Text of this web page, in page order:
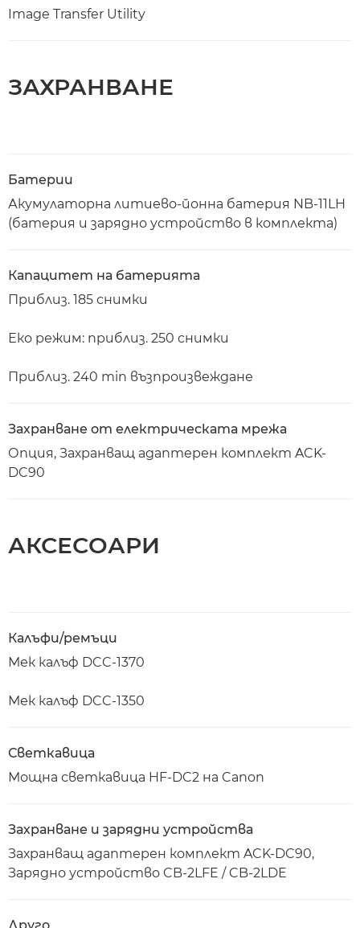
Image Transfer Utility
ЗАХРАНВАНЕ
Батерии
Акумулаторна литиево-йонна батерия NB-11LH
(батерия и зарядно устройство в комплекта)
Капацитет на батерията
Приблиз. 185 снимки
Еко режим: приблиз. 250 снимки
Приблиз. 240 min възпроизвеждане
Захранване от електрическата мрежа
Опция, Захранващ адаптерен комплект ACK-
DC90
АКСЕСОАРИ
Калъфи/ремъци
Мек калъф DCC-1370
Мек калъф DCC-1350
Светкавица
Мощна светкавица HF-DC2 на Canon
Захранване и зарядни устройства
Захранващ адаптерен комплект ACK-DC90,
Зарядно устройство CB-2LFE / CB-2LDE